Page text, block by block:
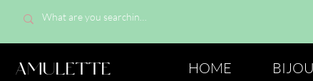
AMULETTE HOME